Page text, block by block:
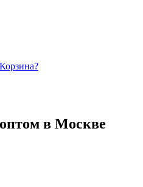
Корзина?
в Москве